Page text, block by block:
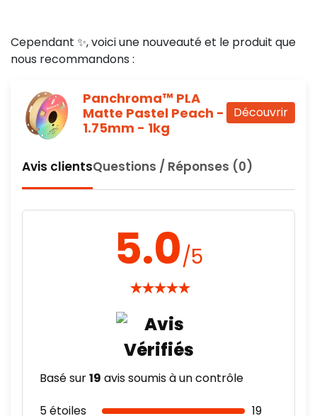
Cependant ✨, voici une nouveauté et le produit que
nous recommandons :
Découvrir
Panchroma™ PLA
Matte Pastel Peach -
1.75mm - 1kg
Avis clientsQuestions / Réponses (0)
5.0/5
★★★★★
Basé sur19 avis soumis à un contrôle
5 étoiles
19